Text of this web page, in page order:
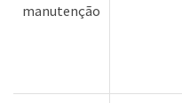
manutenção